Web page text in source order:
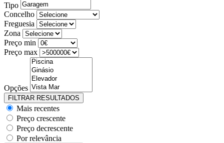
Tipo
Concelho
Freguesia
Zona
Preço min
Preço max
Opções
Mais recentes
Preço crescente
Preço decrescente
Por relevância